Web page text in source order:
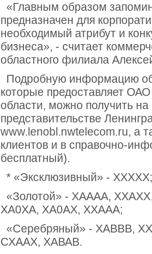
«Главным образом
предназначен для
необходимый атрибут и
бизнеса», - считает
областного филиала
Подробную информацию
которые предоставляет
области, можно получить
представительстве
www.lenobl.nwtelecom.ru, а
клиентов и в справочно-
бесплатный).
* «Эксклюзивный» - ХХХХХ;
«Золотой» - ХАААА,
ХА0ХА, ХА0АХ, ХХААА;
«Серебряный» - ХАВВВ,
СХААХ, ХАВАВ.